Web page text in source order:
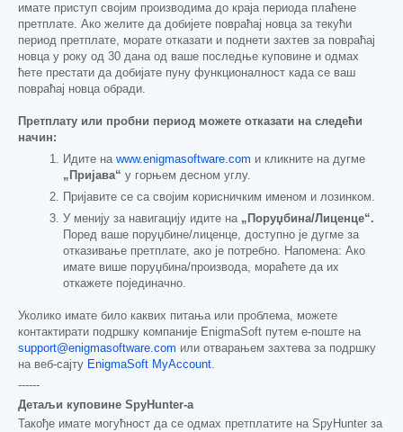
имате приступ својим производима до краја периода плаћене
претплате. Ако желите да добијете повраћај новца за текући
период претплате, морате отказати и поднети захтев за повраћај
новца у року од 30 дана од ваше последње куповине и одмах
ћете престати да добијате пуну функционалност када се ваш
повраћај новца обради.
Претплату или пробни период можете отказати на следећи
начин:
Идите на www.enigmasoftware.com и кликните на дугме
„Пријава“ у горњем десном углу.
Пријавите се са својим корисничким именом и лозинком.
У менију за навигацију идите на „Поруџбина/Лиценце“.
Поред ваше поруџбине/лиценце, доступно је дугме за
отказивање претплате, ако је потребно. Напомена: Ако
имате више поруџбина/производа, мораћете да их
откажете појединачно.
Уколико имате било каквих питања или проблема, можете
контактирати подршку компаније EnigmaSoft путем е-поште на
support@enigmasoftware.com или отварањем захтева за подршку
на веб-сајту EnigmaSoft MyAccount.
------
Детаљи куповине SpyHunter-а
Такође имате могућност да се одмах претплатите на SpyHunter за